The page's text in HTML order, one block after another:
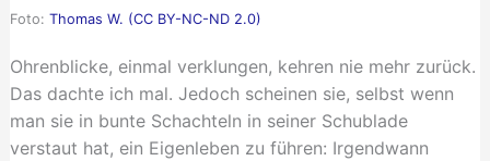
Foto: Thomas W. (CC BY-NC-ND 2.0)
Ohrenblicke, einmal verklungen, kehren nie mehr zurück.
Das dachte ich mal. Jedoch scheinen sie, selbst wenn
man sie in bunte Schachteln in seiner Schublade
verstaut hat, ein Eigenleben zu führen: Irgendwann